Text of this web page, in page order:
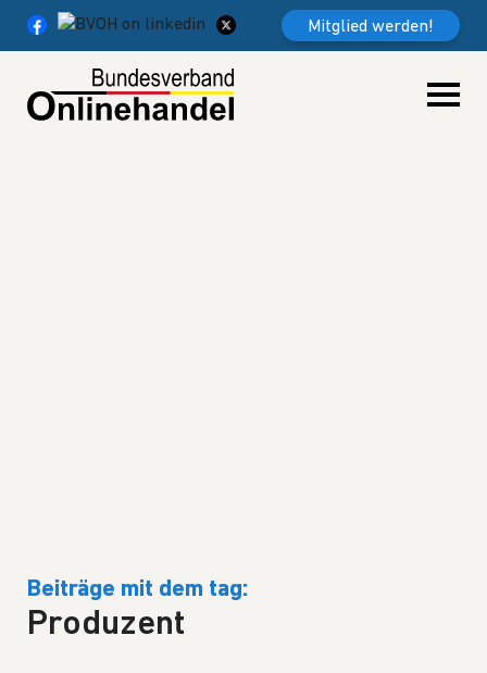
Weiter zum Inhalt
Mitglied werden!
Beiträge mit dem tag:
Produzent